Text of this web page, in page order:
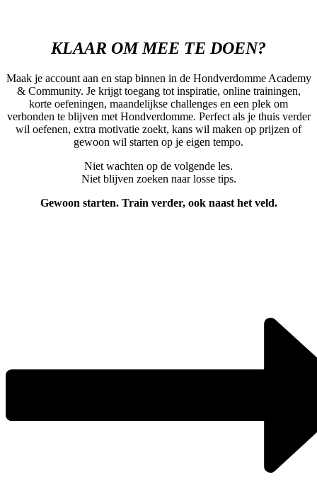
KLAAR OM MEE TE DOEN?
Maak je account aan en stap binnen in de Hondverdomme Academy
& Community. Je krijgt toegang tot inspiratie, online trainingen,
korte oefeningen, maandelijkse challenges en een plek om
verbonden te blijven met Hondverdomme. Perfect als je thuis verder
wil oefenen, extra motivatie zoekt, kans wil maken op prijzen of
gewoon wil starten op je eigen tempo.
Niet wachten op de volgende les.
Niet blijven zoeken naar losse tips.
Gewoon starten. Train verder, ook naast het veld.